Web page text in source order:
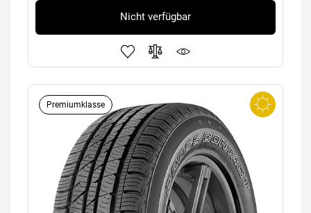
Nicht verfügbar
Premiumklasse